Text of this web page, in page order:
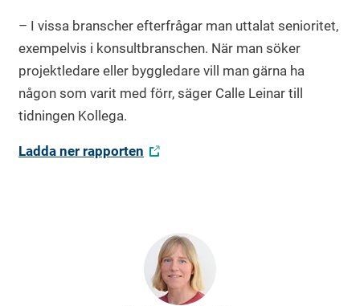
– I vissa branscher efterfrågar man uttalat senioritet,
exempelvis i konsultbranschen. När man söker
projektledare eller byggledare vill man gärna ha
någon som varit med förr, säger Calle Leinar till
tidningen Kollega.
Ladda ner rapporten